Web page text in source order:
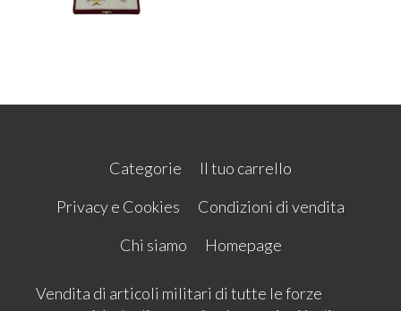
Categorie
Il tuo carrello
Privacy e Cookies
Condizioni di vendita
Chi siamo
Homepage
Vendita di articoli militari di tutte le forze